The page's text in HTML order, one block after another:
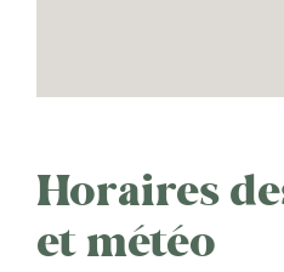
Horaires
et météo